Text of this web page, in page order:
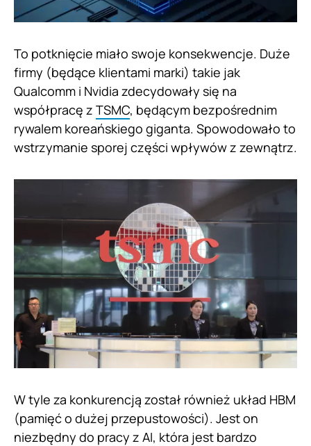
To potknięcie miało swoje konsekwencje. Duże
firmy (będące klientami marki) takie jak
Qualcomm i Nvidia zdecydowały się na
współpracę z TSMC, będącym bezpośrednim
rywalem koreańskiego giganta. Spowodowało to
wstrzymanie sporej części wpływów z zewnątrz.
W tyle za konkurencją został również układ HBM
(pamięć o dużej przepustowości). Jest on
niezbędny do pracy z AI, która jest bardzo